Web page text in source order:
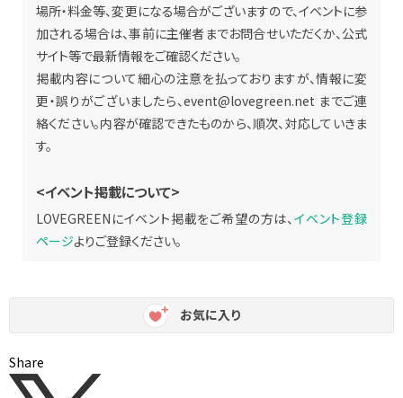
場所・料金等、変更になる場合がございますので、イベントに参
加される場合は、事前に主催者までお問合せいただくか、公式
サイト等で最新情報をご確認ください。
掲載内容について細心の注意を払っておりますが、情報に変
更・誤りがございましたら、event@lovegreen.net までご連
絡ください。内容が確認できたものから、順次、対応していきま
す。
<イベント掲載について>
LOVEGREENにイベント掲載をご希望の方は、 イベント登録
ページよりご登録ください。
お気に入り
Share